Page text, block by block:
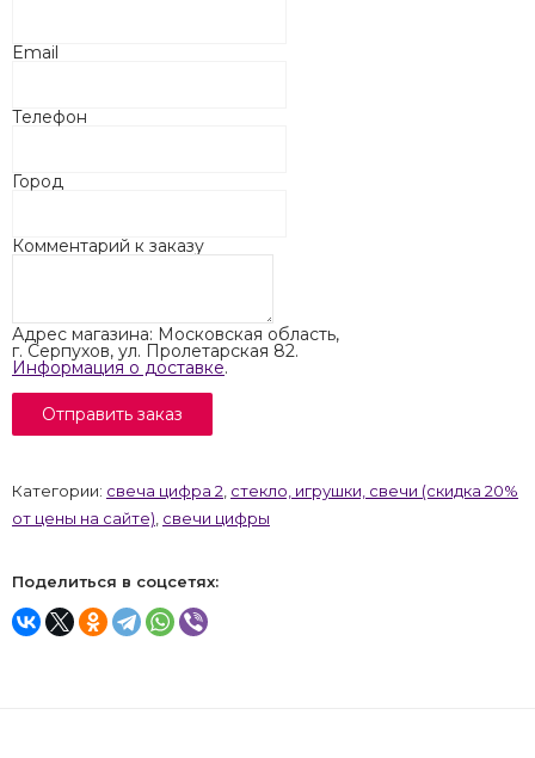
Email
Телефон
Город
Комментарий к заказу
Адрес магазина: Московская область,
г. Серпухов, ул. Пролетарская 82.
Информация о доставке.
Категории: свеча цифра 2 стекло, игрушки, свечи (скидка 20%
от цены на сайте) свечи цифры
Поделиться в соцсетях: